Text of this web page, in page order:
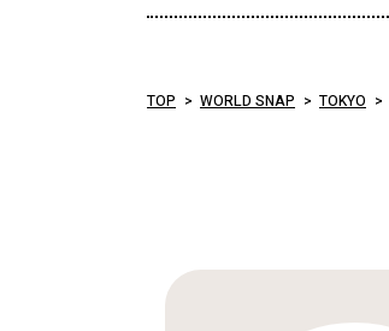
TOP WORLD SNAP TOKYO